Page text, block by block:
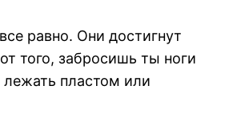
равно. Они достигнут
того, забросишь ты ноги
лежать пластом или